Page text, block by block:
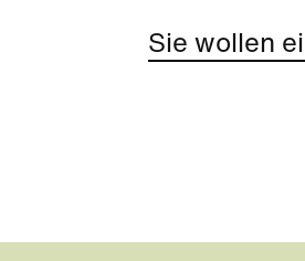
Sie wollen